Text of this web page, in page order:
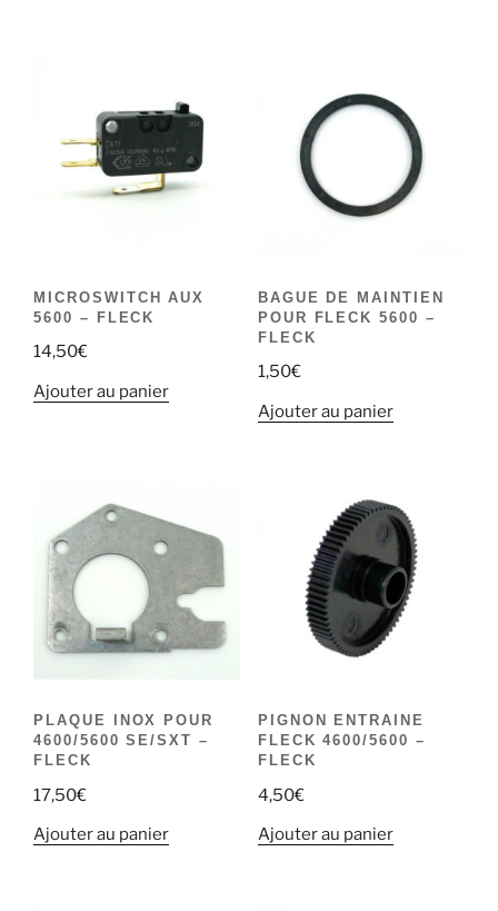
MICROSWITCH AUX
5600 – FLECK
14,50€
Ajouter au panier
BAGUE DE MAINTIEN
POUR FLECK 5600 –
FLECK
1,50€
Ajouter au panier
PLAQUE INOX POUR
4600/5600 SE/SXT –
FLECK
17,50€
Ajouter au panier
PIGNON ENTRAINE
FLECK 4600/5600 –
FLECK
4,50€
Ajouter au panier